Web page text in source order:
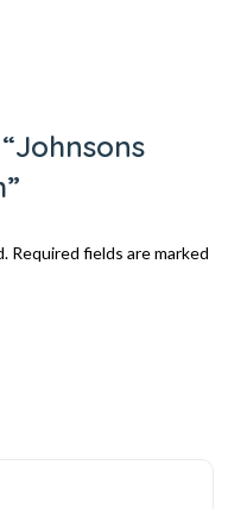
Required fields are marked